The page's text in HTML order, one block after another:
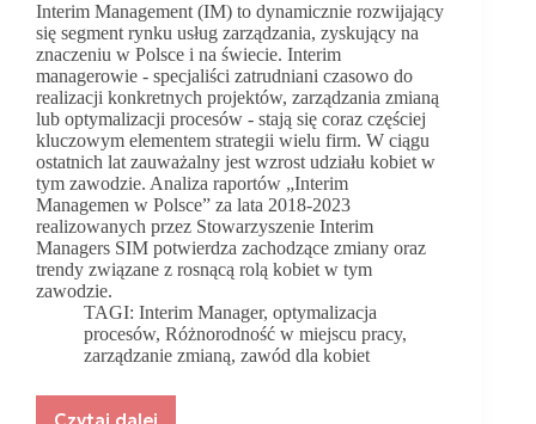
Interim Management (IM) to dynamicznie rozwijający
się segment rynku usług zarządzania, zyskujący na
znaczeniu w Polsce i na świecie. Interim
managerowie - specjaliści zatrudniani czasowo do
realizacji konkretnych projektów, zarządzania zmianą
lub optymalizacji procesów - stają się coraz częściej
kluczowym elementem strategii wielu firm. W ciągu
ostatnich lat zauważalny jest wzrost udziału kobiet w
tym zawodzie. Analiza raportów „Interim
Managemen w Polsce” za lata 2018-2023
realizowanych przez Stowarzyszenie Interim
Managers SIM potwierdza zachodzące zmiany oraz
trendy związane z rosnącą rolą kobiet w tym
zawodzie.
TAGI: Interim Manager,optymalizacja
procesów, Różnorodność w miejscu pracy,
zarządzanie zmianą, zawód dla kobiet
Czytaj dalej